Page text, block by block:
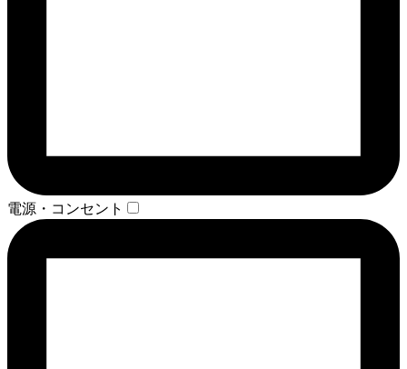
電源・コンセント